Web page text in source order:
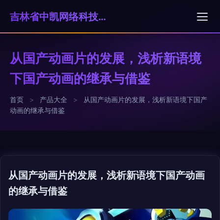
吉林省中凯网络科技有限公司
从国产动画片的发展，浅析新语境
下国产动画的继承与借鉴
首页 > 产品大全 >
从国产动画片的发展，浅析新语境下国产
动画的继承与借鉴
从国产动画片的发展，浅析新语境下国产动画
的继承与借鉴